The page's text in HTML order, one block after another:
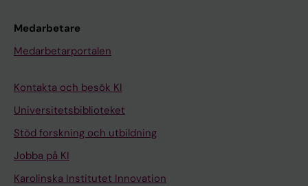
Medarbetare
Medarbetarportalen
Kontakta och besök KI
Universitetsbiblioteket
Stöd forskning och utbildning
Jobba på KI
Karolinska Institutet Innovation